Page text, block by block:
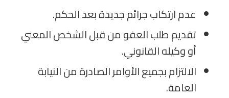
عدم ارتكاب جرائم جديدة بعد الحكم.
تقديم طلب العفو من قبل الشخص المعني
أو وكيله القانوني.
الالتزام بجميع الأوامر الصادرة من النيابة
العامة.